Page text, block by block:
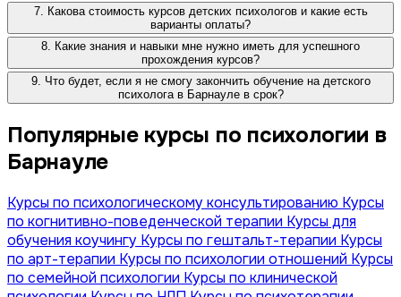
7. Какова стоимость курсов детских психологов и какие есть
варианты оплаты?
8. Какие знания и навыки мне нужно иметь для успешного
прохождения курсов?
9. Что будет, если я не смогу закончить обучение на детского
психолога в Барнауле в срок?
Популярные курсы по психологии в
Барнауле
Курсы по психологическому консультированию Курсы
по когнитивно-поведенческой терапии Курсы для
обучения коучингу Курсы по гештальт-терапии Курсы
по арт-терапии Курсы по психологии отношений Курсы
по семейной психологии Курсы по клинической